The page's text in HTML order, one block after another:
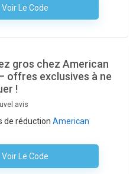
Voir Le Code
Code N'est Nécessaire
gros chez American
offres exclusives à ne
!
avis
de réduction American
Voir Le Code
Code N'est Nécessaire